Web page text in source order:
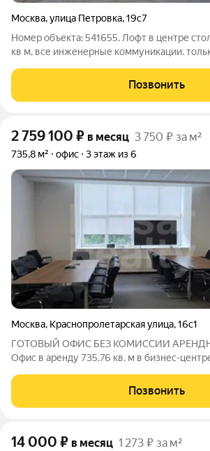
Москва,улица Петровка,19с7
Номер объекта: 541655. Лофт в центре
кв м, все инженерные коммуникации.
Коммунальные услуги оплачиваются
Позвонить
2 759 100 ₽ в месяц 3 750 ₽ за м²
735,8 м² офис 3 этаж из 6
Москва, Краснопролетарская улица,16с1
ГОТОВЫЙ ОФИС БЕЗ КОМИССИИ АРЕНДНЫЕ КАНИКУЛЫ
Офис в аренду 735.76 кв. м в бизнес-
эксплуатационные платежи).
Позвонить
14 000 ₽ в месяц 1 273 ₽ за м²